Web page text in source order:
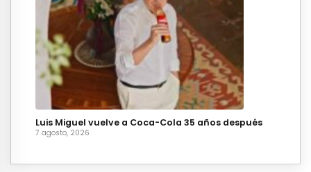
Luis Miguel vuelve a Coca-Cola 35 años después
7 agosto, 2026